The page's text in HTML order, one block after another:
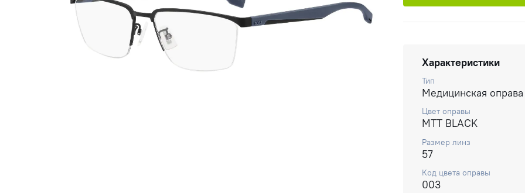
Характеристики
Тип
Медицинская оправа
Цвет оправы
MTT BLACK
Размер линз
57
Код цвета оправы
003